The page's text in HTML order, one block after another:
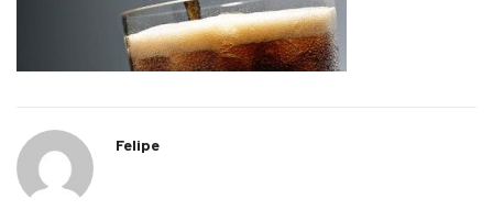
Felipe